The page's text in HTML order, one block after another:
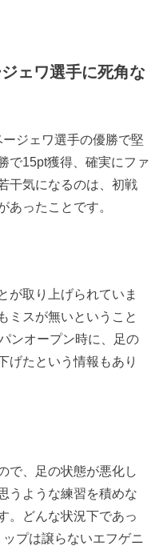
ェワ選手に死角な
ジェワ選手の優勝で堅
で15pt獲得、確実にファ
干気になるのは、初戦
あったことです。
が取り上げられていま
ミスが無いということ
ンオープン時に、足の
げたという情報もあり
で、足の状態が悪化し
うような練習を積めな
。どんな状況下であっ
プは譲らないエフゲニ